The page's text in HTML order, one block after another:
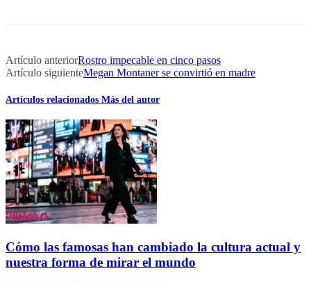
Artículo anteriorRostro impecable en cinco pasos
Artículo siguienteMegan Montaner se convirtió en madre
Artículos relacionados Más del autor
Cómo las famosas han cambiado la cultura actual y
nuestra forma de mirar el mundo